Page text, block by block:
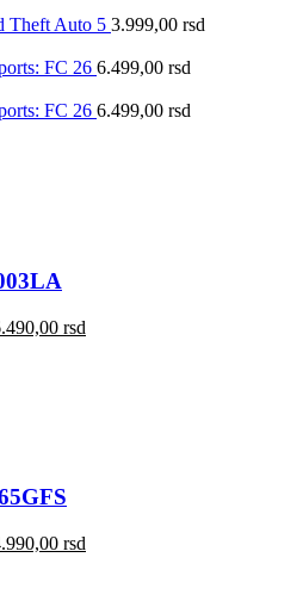
Theft Auto 5 3.999,00 rsd
FC 26 6.499,00 rsd
FC 26 6.499,00 rsd
rsd
rsd